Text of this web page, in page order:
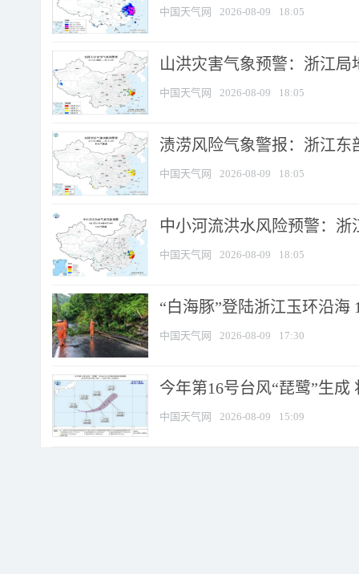
中国天气网 2026-08-09 18:05
山洪灾害气象预警：浙江
中国天气网 2026-08-09 18:05
渍涝风险气象警报：浙江
中国天气网 2026-08-09 18:05
中小河流洪水风险预警：
中国天气网 2026-08-09 18:05
“白海豚”登陆浙江玉环沿海
中国天气网 2026-08-09 17:30
今年第16号台风“琵鹭”生
中国天气网 2026-08-09 15:09